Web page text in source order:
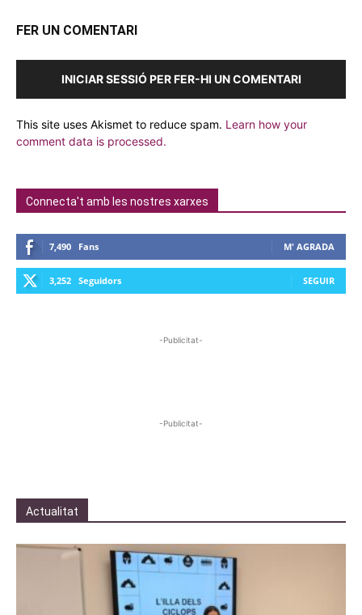
FER UN COMENTARI
INICIAR SESSIÓ PER FER-HI UN COMENTARI
This site uses Akismet to reduce spam. Learn how your
comment data is processed.
Connecta't amb les nostres xarxes
7,490 Fans M' AGRADA
3,252 Seguidors SEGUIR
-Publicitat-
-Publicitat-
Actualitat